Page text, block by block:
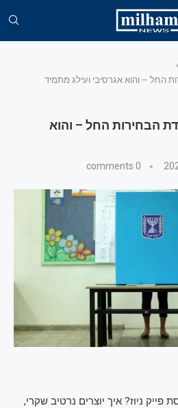
החל – והוא אגרסיבי ועילג מתמיד
הבחירות החל – והוא
0 comments
ניוז? איך יוצרים נרטיב שקרי,